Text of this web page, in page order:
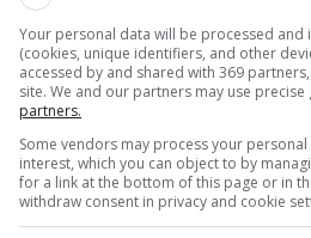
mikun e tij, duke u kthyer i
një person, dhe pas
u kthy prej mikut që e kam
sjellë njerit, ai thojke: ‘Oh
“Shqiptarët terroristë’. Dhe
hy nër çeshme, se po të më
Your personal data will be processed
(cookies, unique identifiers, and other
accessed by and shared with 369
site. We and our partners may use
partners.
Some vendors may process your
interest, which you can object to by
for a link at the bottom of this page or in
withdraw consent in privacy and cookie